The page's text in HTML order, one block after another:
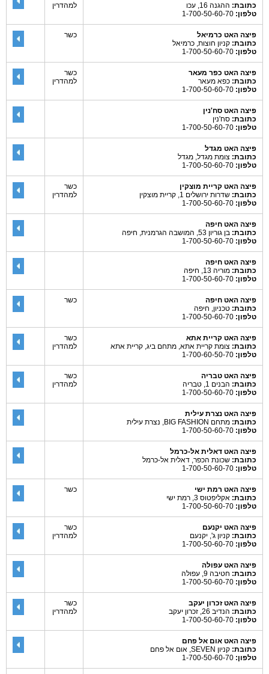
כתובת: ההגנה 16, עכו
טלפון:
למהדרין
פיצה האט כרמיאל
כתובת: קניון חוצות, כרמיאל
טלפון:
כשר
פיצה האט כפר מעאר
כתובת: כפא מעאר
טלפון:
כשר
למהדרין
פיצה האט סח'נין
כתובת: סח'נין
טלפון:
פיצה האט מגדל
כתובת: צומת מגדל, מגדל
טלפון:
פיצה האט קריית מוצקין
כתובת: שדרות ירושלים 1, קריית מוצקין
טלפון:
כשר
למהדרין
פיצה האט חיפה
כתובת: בן גוריון 53, המושבה הגרמנית, חיפה
טלפון:
פיצה האט חיפה
כתובת: מוריה 13, חיפה
טלפון:
פיצה האט חיפה
כתובת: טכניון, חיפה
טלפון:
כשר
פיצה האט קריית אתא
כתובת: צומת קריית אתא, מתחם ביג, קריית אתא
טלפון:
כשר
למהדרין
פיצה האט טבריה
כתובת: הבנים 1, טבריה
טלפון:
כשר
למהדרין
פיצה האט נצרת עילית
כתובת: מתחם BIG FASHION, נצרת עילית
טלפון:
פיצה האט דאלית אל-כרמל
כתובת: שכונת הכפר, דאלית אל-כרמל
טלפון:
פיצה האט רמת ישי
כתובת: אקליפטוס 3, רמת ישי
טלפון:
כשר
פיצה האט יקנעם
כתובת: קניון ג', יקנעם
טלפון:
כשר
למהדרין
פיצה האט עפולה
כתובת: חטיבה 9, עפולה
טלפון:
פיצה האט זכרון יעקב
כתובת: הנדיב 26, זכרון יעקב
טלפון:
כשר
למהדרין
פיצה האט אום אל פחם
כתובת: קניון SEVEN, אום אל פחם
טלפון: